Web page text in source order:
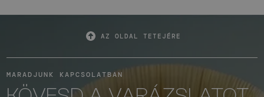
AZ OLDAL TETEJÉRE
MARADJUNK KAPCSOLATBAN